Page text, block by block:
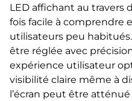
LED affichant au travers
fois facile à comprendre
utilisateurs peu
être réglée avec
expérience utilisateur
visibilité claire même à
l’écran peut être